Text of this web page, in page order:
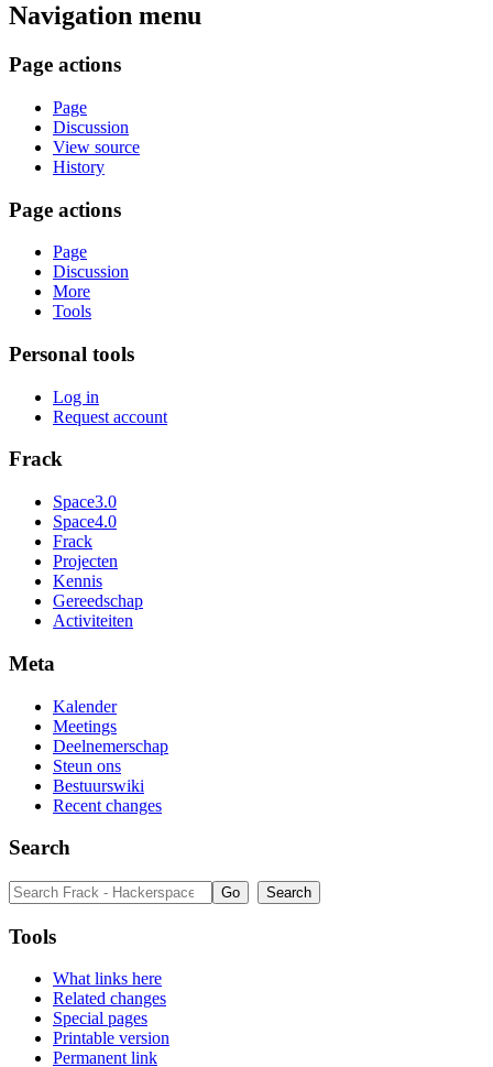
Navigation menu
Page actions
Page
Discussion
View source
History
Page actions
Page
Discussion
More
Tools
Personal tools
Log in
Request account
Frack
Space3.0
Space4.0
Frack
Projecten
Kennis
Gereedschap
Activiteiten
Meta
Kalender
Meetings
Deelnemerschap
Steun ons
Bestuurswiki
Recent changes
Search
Tools
What links here
Related changes
Special pages
Printable version
Permanent link